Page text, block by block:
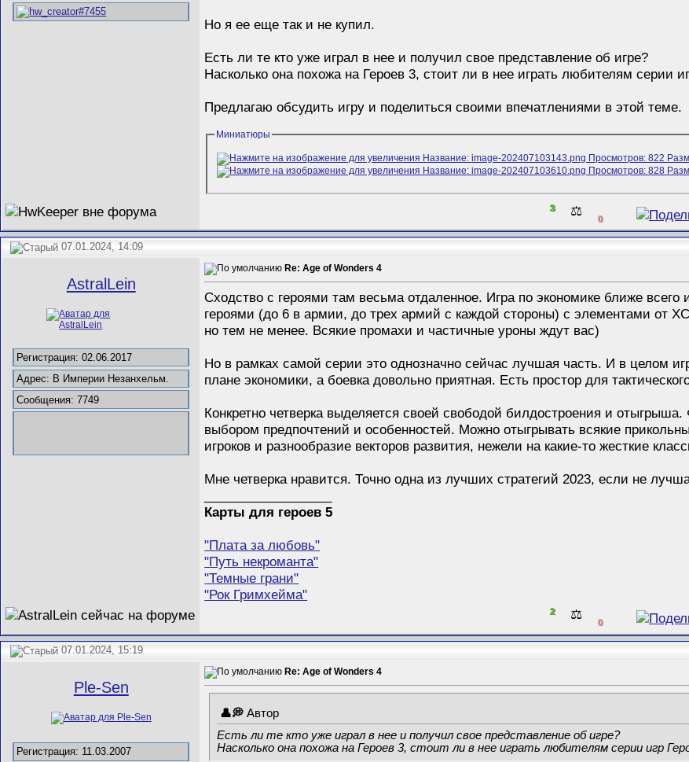
Но я ее еще так и не купил.
Есть ли те кто уже играл в нее и получил свое представление об игре?
Насколько она похожа на Героев 3, стоит ли в нее играть любителям серии
Предлагаю обсудить игру и поделиться своими впечатлениями в этой теме.
Миниатюры
3 ⚖️ 0
07.01.2024, 14:09
AstralLein
Регистрация: 02.06.2017
Адрес: В Империи Незанхельм.
Сообщения: 7749
Re: Age of Wonders 4
Сходство с героями там весьма отдаленное. Игра по экономике ближе
героями (до 6 в армии, до трех армий с каждой стороны) с элементами от
но тем не менее. Всякие промахи и частичные уроны ждут вас)
Но в рамках самой серии это однозначно сейчас лучшая часть. И в целом
плане экономики, а боевка довольно приятная. Есть простор для
Конкретно четверка выделяется своей свободой билдостроения и
выбором предпочтений и особенностей. Можно отыгрывать всякие
игроков и разнообразие векторов развития, нежели на какие-то жесткие
Мне четверка нравится. Точно одна из лучших стратегий 2023, если не
Карты для героев 5
"Плата за любовь"
"Путь некроманта"
"Темные грани"
"Рок Гримхейма"
2 ⚖️ 0
07.01.2024, 15:19
Ple-Sen
Регистрация: 11.03.2007
Re: Age of Wonders 4
Автор
Есть ли те кто уже играл в нее и получил свое представление об игре?
Насколько она похожа на Героев 3, стоит ли в нее играть любителям серии игр